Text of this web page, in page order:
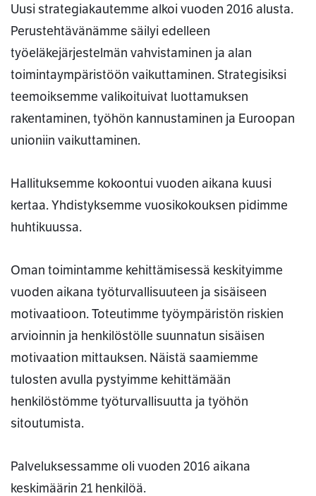
Uusi strategiakautemme alkoi vuoden 2016 alusta.
Perustehtävänämme säilyi edelleen
työeläkejärjestelmän vahvistaminen ja alan
toimintaympäristöön vaikuttaminen. Strategisiksi
teemoiksemme valikoituivat luottamuksen
rakentaminen, työhön kannustaminen ja Euroopan
unioniin vaikuttaminen.
Hallituksemme kokoontui vuoden aikana kuusi
kertaa. Yhdistyksemme vuosikokouksen pidimme
huhtikuussa.
Oman toimintamme kehittämisessä keskityimme
vuoden aikana työturvallisuuteen ja sisäiseen
motivaatioon. Toteutimme työympäristön riskien
arvioinnin ja henkilöstölle suunnatun sisäisen
motivaation mittauksen. Näistä saamiemme
tulosten avulla pystyimme kehittämään
henkilöstömme työturvallisuutta ja työhön
sitoutumista.
Palveluksessamme oli vuoden 2016 aikana
keskimäärin 21 henkilöä.